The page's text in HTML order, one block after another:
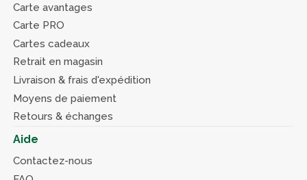
Carte avantages
Carte PRO
Cartes cadeaux
Retrait en magasin
Livraison & frais d'expédition
Moyens de paiement
Retours & échanges
Aide
Contactez-nous